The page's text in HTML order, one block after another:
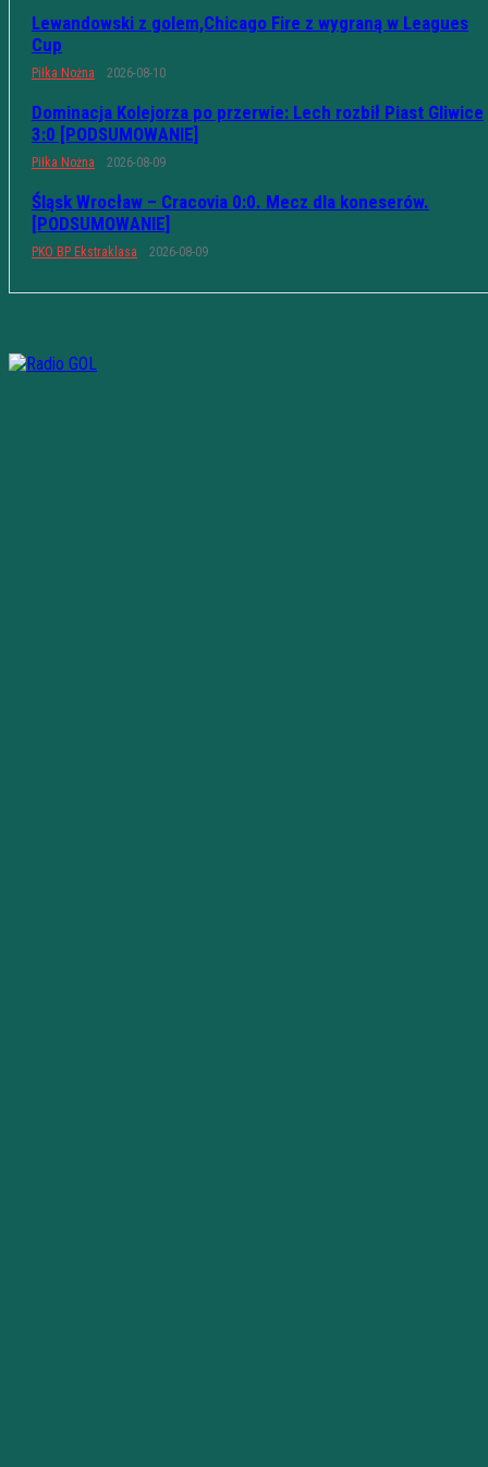
Lewandowski z golem,Chicago Fire z wygraną w Leagues
Cup
Piłka Nożna 2026-08-10
Dominacja Kolejorza po przerwie: Lech rozbił Piast Gliwice
3:0 [PODSUMOWANIE]
Piłka Nożna 2026-08-09
Śląsk Wrocław – Cracovia 0:0. Mecz dla koneserów.
[PODSUMOWANIE]
PKO BP Ekstraklasa 2026-08-09